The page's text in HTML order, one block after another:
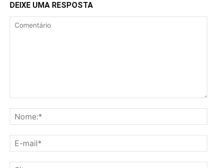
DEIXE UMA RESPOSTA